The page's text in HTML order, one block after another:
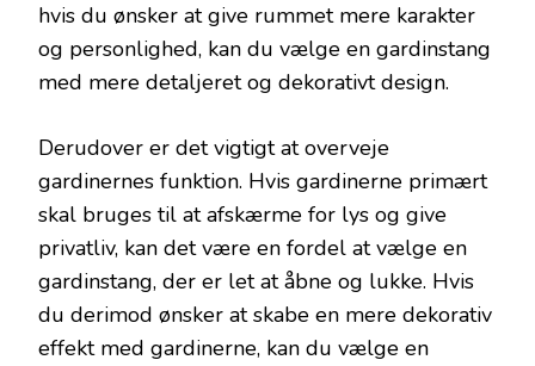
hvis du ønsker at give rummet mere karakter
og personlighed, kan du vælge en gardinstang
med mere detaljeret og dekorativt design.
Derudover er det vigtigt at overveje
gardinernes funktion. Hvis gardinerne primært
skal bruges til at afskærme for lys og give
privatliv, kan det være en fordel at vælge en
gardinstang, der er let at åbne og lukke. Hvis
du derimod ønsker at skabe en mere dekorativ
effekt med gardinerne, kan du vælge en